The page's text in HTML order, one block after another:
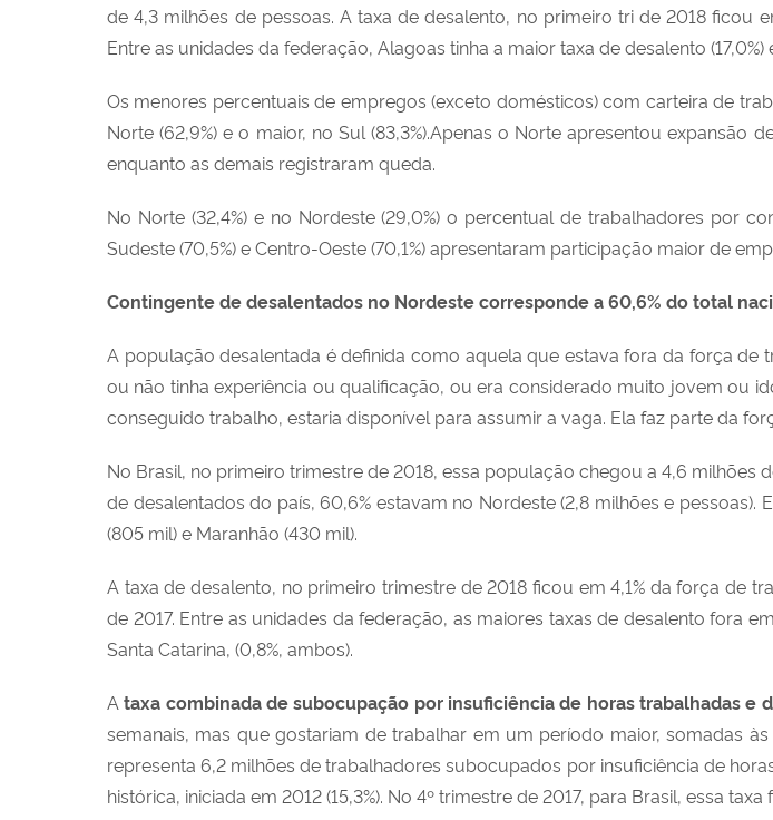
de 4,3 milhões de pessoas. A taxa de desalento, no primeiro tri de 2018 ficou
Entre as unidades da federação, Alagoas tinha a maior taxa de desalento
Os menores percentuais de empregos (exceto domésticos) com carteira de
Norte (62,9%) e o maior, no Sul (83,3%).Apenas o Norte apresentou expansão
enquanto as demais registraram queda.
No Norte (32,4%) e no Nordeste (29,0%) o percentual de trabalhadores por
Sudeste (70,5%) e Centro-Oeste (70,1%) apresentaram participação maior de
Contingente de desalentados no Nordeste corresponde a 60,6% do total
A população desalentada é definida como aquela que estava fora da força
ou não tinha experiência ou qualificação, ou era considerado muito jovem ou
conseguido trabalho, estaria disponível para assumir a vaga. Ela faz parte da
No Brasil, no primeiro trimestre de 2018, essa população chegou a 4,6 milhões
de desalentados do país, 60,6% estavam no Nordeste (2,8 milhões e
(805 mil) e Maranhão (430 mil).
A taxa de desalento, no primeiro trimestre de 2018 ficou em 4,1% da força de
de 2017. Entre as unidades da federação, as maiores taxas de desalento fora
Santa Catarina, (0,8%, ambos).
Ataxa combinada de subocupação por insuficiência de horas trabalhadas e
semanais, mas que gostariam de trabalhar em um período maior, somadas
representa 6,2 milhões de trabalhadores subocupados por insuficiência de
histórica, iniciada em 2012 (15,3%). No 4º trimestre de 2017, para Brasil, essa